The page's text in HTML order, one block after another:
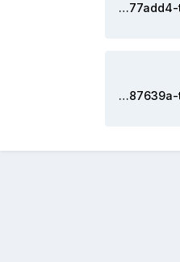
3b21d09c-a350-4cde-9514-6f8aa577add4-thumbnail-770x770-70.avif
ef45fcb7-5694-418a-a5ee-39090187639a-thumbnail-770x770-70.avif